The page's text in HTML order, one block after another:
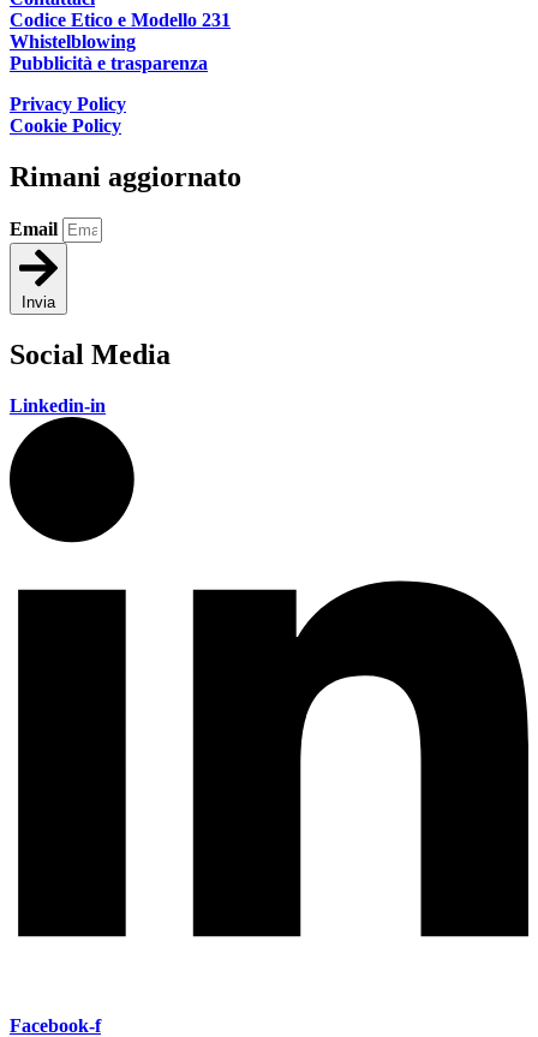
Codice Etico e Modello 231
Whistelblowing
Pubblicità e trasparenza
Privacy Policy
Cookie Policy
Rimani aggiornato
Email
Invia
Social Media
Linkedin-in
Facebook-f